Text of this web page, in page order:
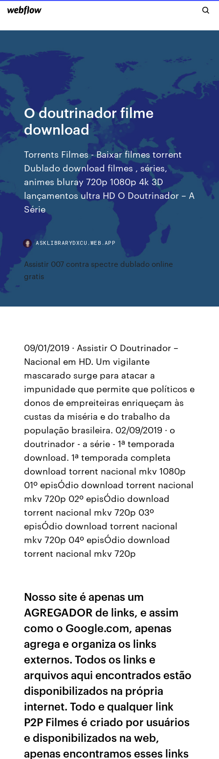
O doutrinador filme
download
Torrents Filmes - Baixar filmes torrent
Dublado download filmes , séries,
animes bluray 720p 1080p 4k 3D
lançamentos ultra HD O Doutrinador – A
Série
ASKLIBRARYDXCU.WEB.APP
Assistir 007 contra spectre dublado online
gratis
09/01/2019 · Assistir O Doutrinador –
Nacional em HD. Um vigilante
mascarado surge para atacar a
impunidade que permite que políticos e
donos de empreiteiras enriqueçam às
custas da miséria e do trabalho da
população brasileira. 02/09/2019 · o
doutrinador - a série - 1ª temporada
download. 1ª temporada completa
download torrent nacional mkv 1080p
01º episÓdio download torrent nacional
mkv 720p 02º episÓdio download
torrent nacional mkv 720p 03º
episÓdio download torrent nacional
mkv 720p 04º episÓdio download
torrent nacional mkv 720p
Nosso site é apenas um
AGREGADOR de links, e assim
como o Google.com, apenas
agrega e organiza os links
externos. Todos os links e
arquivos aqui encontrados estão
disponibilizados na própria
internet. Todo e qualquer link
P2P Filmes é criado por usuários
e disponibilizados na web,
apenas encontramos esses links